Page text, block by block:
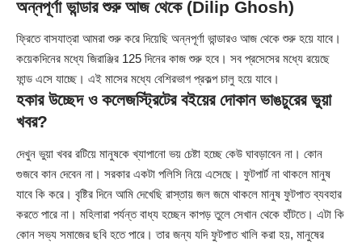
অন্নপূর্ণা ভান্ডার শুরু আজ থেকে (Dilip Ghosh)
ফ্রিতে বাসযাত্রা আমরা শুরু করে দিয়েছি অন্নপূর্ণা ভান্ডারও আজ থেকে শুরু হয়ে যাবে।
কয়েকদিনের মধ্যে জিরাঞ্জির 125 দিনের কাজ শুরু হবে। সব প্রসেসের মধ্যে রয়েছে
ফান্ড এসে যাচ্ছে। এই মাসের মধ্যে বেশিরভাগ প্রকল্প চালু হয়ে যাবে।
হকার উচ্ছেদ ও কলেজস্ট্রিটের বইয়ের দোকান ভাঙচুরের ভুয়া
খবর?
দেখুন ভুয়া খবর রটিয়ে মানুষকে খ্যাপানো ভয় চেষ্টা হচ্ছে কেউ ঘাবড়াবেন না। কোন
গুজবে কান দেবেন না। সরকার একটা পলিসি নিয়ে এসেছে। ফুটপার্ট না থাকলে মানুষ
যাবে কি করে। বৃষ্টির দিনে আমি দেখেছি রাস্তায় জল জমে থাকলে মানুষ ফুটপাত ব্যবহার
করতে পারে না। মহিলারা পর্যন্ত বাধ্য হচ্ছেন কাপড় তুলে সেখান থেকে হাঁটতে। এটা কি
কোন সভ্য সমাজের ছবি হতে পারে। তার জন্য যদি ফুটপাত খালি করা হয়, মানুষের